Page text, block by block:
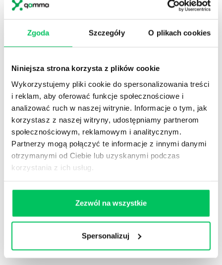
Zgoda Szczegóły O plikach cookies
Niniejsza strona korzysta z plików cookie
Wykorzystujemy pliki cookie do spersonalizowania treści
i reklam, aby oferować funkcje społecznościowe i
analizować ruch w naszej witrynie. Informacje o tym, jak
korzystasz z naszej witryny, udostępniamy partnerom
społecznościowym, reklamowym i analitycznym.
Partnerzy mogą połączyć te informacje z innymi danymi
otrzymanymi od Ciebie lub uzyskanymi podczas
korzystania z ich usług.
Zezwól na wszystkie
Spersonalizuj
Poprawa samopoczucia i zadowolenia.
pracownikami.
Menedżera i jego i zespołu.
Większa skuteczność w realizacji codziennych
obowiązków i celów.
KORZYŚCI WSPÓLNE:
Zwiększony poziom zaangażowania.
Większa skuteczność w realizacji codziennych
pracownikami.
Poprawa jakości pracy.